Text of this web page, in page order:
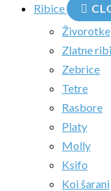
Ribice
Živorotke
Zlatne
Zebrice
Tetre
Rasbore
Platy
Molly
Ksifo
Koi šarani